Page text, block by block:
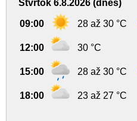
Štvrtok 6.8.2026 (dnes)
09:00 28 až 30 °C
12:00 30 °C
15:00 28 až 30 °C
18:00 23 až 27 °C